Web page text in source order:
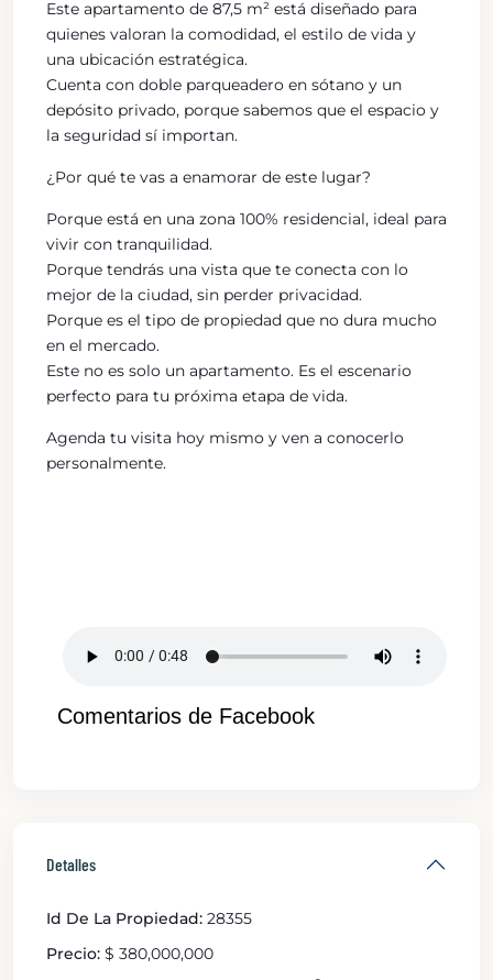
Este apartamento de 87,5 m² está diseñado para
quienes valoran la comodidad, el estilo de vida y
una ubicación estratégica.
Cuenta con doble parqueadero en sótano y un
depósito privado, porque sabemos que el espacio y
la seguridad sí importan.
¿Por qué te vas a enamorar de este lugar?
Porque está en una zona 100% residencial, ideal para
vivir con tranquilidad.
Porque tendrás una vista que te conecta con lo
mejor de la ciudad, sin perder privacidad.
Porque es el tipo de propiedad que no dura mucho
en el mercado.
Este no es solo un apartamento. Es el escenario
perfecto para tu próxima etapa de vida.
Agenda tu visita hoy mismo y ven a conocerlo
personalmente.
Comentarios de Facebook
Detalles
Id De La Propiedad: 28355
Precio: $ 380,000,000